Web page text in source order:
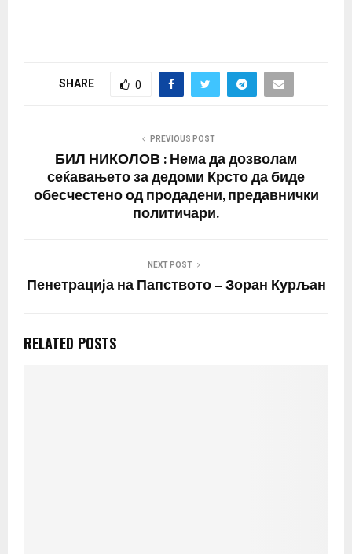
SHARE 0
PREVIOUS POST
БИЛ НИКОЛОВ : Нема да дозволам
сеќавањето за дедоми Крсто да биде
обесчестено од продадени, предавнички
политичари.
NEXT POST
Пенетрациjа на Папството – Зоран Курљан
RELATED POSTS